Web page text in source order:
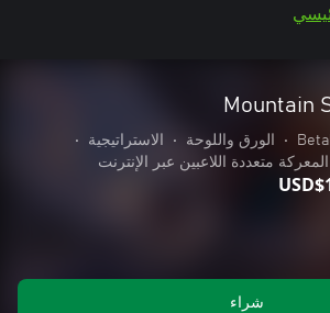
Mountain
• الورق واللوحة • الاستراتيجية
•
متعددة اللاعبين عبر الإنترنت
شراء